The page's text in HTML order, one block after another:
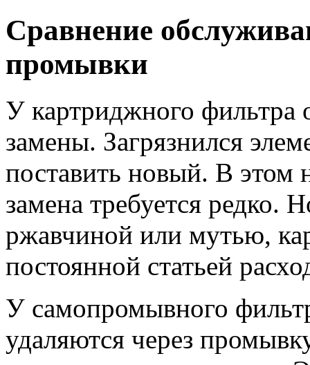
Сравнение
промывки
У картриджного фильтра
замены. Загрязнился
поставить новый. В этом
замена требуется редко.
ржавчиной или мутью,
постоянной статьей
У самопромывного
удаляются через